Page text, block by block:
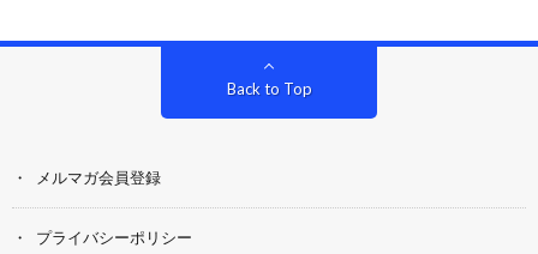
Back to Top
メルマガ会員登録
プライバシーポリシー